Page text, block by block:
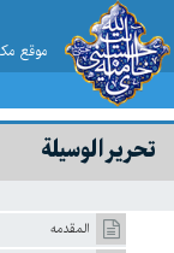
موقع
تحرير الوسيلة
المقدمه